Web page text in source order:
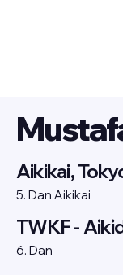
Aikikai,
5. Dan Aikikai
TWKF -
6. Dan